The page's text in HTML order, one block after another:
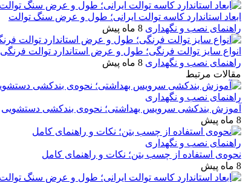
ابعاد استاندارد کاسه توالت ایرانی؛ طول و عرض سنگ توالت
راهنمای نصب و نگهداری 8 ماه پیش
انواع سایز توالت فرنگی؛ طول و عرض استاندارد توالت فرنگی
راهنمای نصب و نگهداری 8 ماه پیش
مقالات مرتبط
راهنمای نصب و نگهداری
آموزش بندکشی سرویس بهداشتی؛ نحوه‌ی بندکشی دستشویی
8 ماه پیش
راهنمای نصب و نگهداری
نحوه‌ی استفاده از چسب بتن؛ نکات و راهنمای کامل
8 ماه پیش